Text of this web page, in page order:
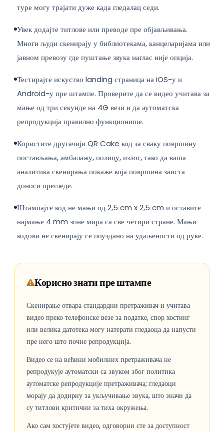
туре могу трајати дуже када гледалац седи.
Увек додајте титлове или преводе пре објављивања.
Многи људи скенирају у библиотекама, канцеларијама или
јавном превозу где пуштање звука наглас није опција.
Тестирајте искуство landing страница на iOS-у и
Android-у пре штампе. Проверите да се видео учитава за
мање од три секунде на 4G вези и да аутоматска
репродукција правилно функционише.
Користите другачији QR Cake код за сваку површину
постављања, амбалажу, полицу, излог, тако да ваша
аналитика скенирања покаже која површина заиста
доноси прегледе.
Штампајте код не мањи од 2,5 cm x 2,5 cm и оставите
најмање 4 mm зоне мира са све четири стране. Мањи
кодови не скенирају се поуздано на удаљености од руке.
Корисно знати пре штампе
Скенирање отвара стандардни претраживач и учитава
видео преко телефонске везе за податке, спор хостинг
или велика датотека могу натерати гледаоца да напусти
пре него што почне репродукција.
Видео се на већини мобилних претраживача не
репродукује аутоматски са звуком због политика
аутоматске репродукције претраживача; гледаоци
морају да додирну за укључивање звука, што значи да
су титлови критични за тиха окружења.
Ако сам хостујете видео, одговорни сте за доступност